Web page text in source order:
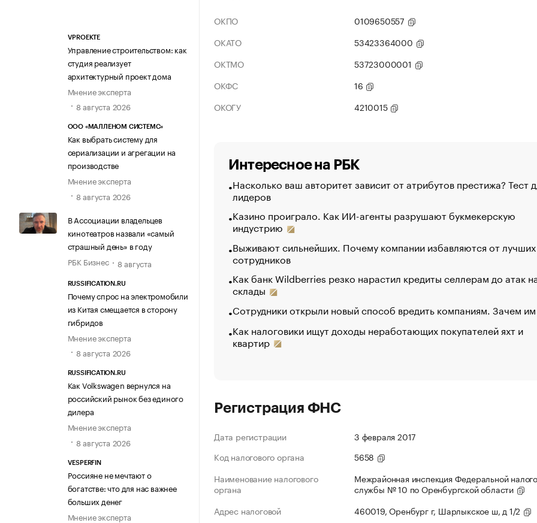
VPROEKTE
Управление строительством: как
студия реализует
архитектурный проект дома
Мнение эксперта
8 августа 2026
ООО «МАЛЛЕНОМ СИСТЕМС»
Как выбрать систему для
сериализации и агрегации на
производстве
Мнение эксперта
8 августа 2026
В Ассоциации владельцев
кинотеатров назвали «самый
страшный день» в году
РБК Бизнес
8 августа
RUSSIFICATION.RU
Почему спрос на электромобили
из Китая смещается в сторону
гибридов
Мнение эксперта
8 августа 2026
RUSSIFICATION.RU
Как Volkswagen вернулся на
российский рынок без единого
дилера
Мнение эксперта
8 августа 2026
VESPERFIN
Россияне не мечтают о
богатстве: что для нас важнее
больших денег
Мнение эксперта
ОКПО
0109650557
ОКАТО
53423364000
ОКТМО
53723000001
ОКФС
16
ОКОГУ
4210015
Интересное на РБК
Насколько ваш авторитет зависит от атрибутов престижа? Тест
лидеров
Казино проиграло. Как ИИ-агенты разрушают букмекерскую
индустрию
Выживают сильнейших. Почему компании избавляются от лучших
сотрудников
Как банк Wildberries резко нарастил кредиты селлерам до атак
склады
Сотрудники открыли новый способ вредить компаниям. Зачем
Как налоговики ищут доходы неработающих покупателей яхт и
квартир
Регистрация ФНС
Дата регистрации
3 февраля 2017
Код налогового органа
5658
Наименование налогового
органа
Межрайонная инспекция Федеральной
службы № 10 по Оренбургской области
Адрес налоговой
460019, Оренбург г, Шарлыкское ш, д 1/2